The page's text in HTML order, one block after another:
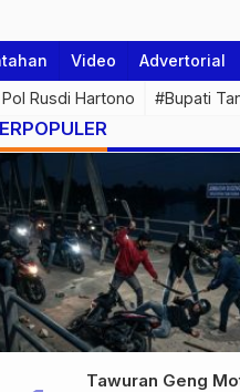
Video Advertorial
Rusdi Hartono #Bupati
Tawuran Geng